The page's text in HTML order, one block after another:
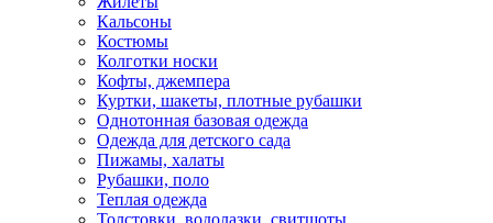
Кальсоны
Костюмы
Колготки носки
Кофты, джемпера
Куртки, шакеты, плотные рубашки
Однотонная базовая одежда
Одежда для детского сада
Пижамы, халаты
Рубашки, поло
Теплая одежда
Толстовки, водолазки, свитшоты